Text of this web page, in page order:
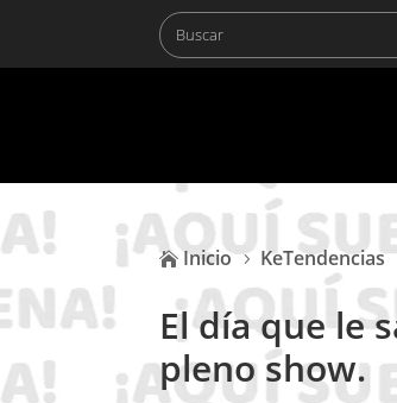
 Inicio 5 KeTendencias
El día que le
pleno show.